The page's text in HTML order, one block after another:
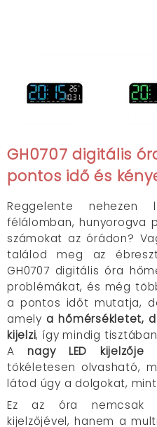
GH0707 digitális
pontos idő és
Reggelente
félálomban, hunyorogva
számokat az órádon?
találod meg az
GH0707 digitális óra
problémákat, és még
a pontos időt mutatja,
amely a hőmérsékletet,
kijelzi, így mindig
Anagy LED
tökéletesen olvasható,
látod úgy a dolgokat,
Ez az óra nemcsak
kijelzőjével, hanem a